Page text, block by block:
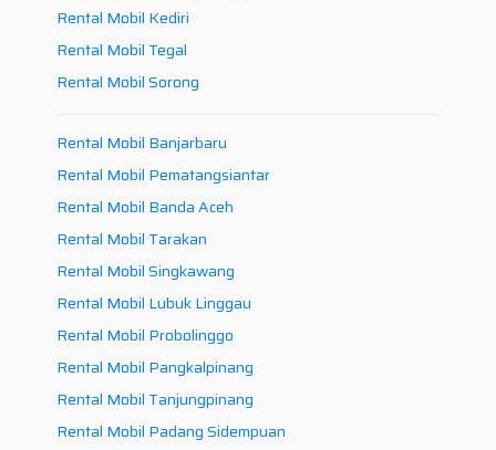
Rental Mobil Kediri
Rental Mobil Tegal
Rental Mobil Sorong
Rental Mobil Banjarbaru
Rental Mobil Pematangsiantar
Rental Mobil Banda Aceh
Rental Mobil Tarakan
Rental Mobil Singkawang
Rental Mobil Lubuk Linggau
Rental Mobil Probolinggo
Rental Mobil Pangkalpinang
Rental Mobil Tanjungpinang
Rental Mobil Padang Sidempuan